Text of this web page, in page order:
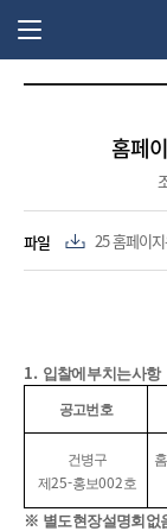
홈페
파일 25 홈페이
1. 입찰에 부치는 사항
공고번호
건병구
제 25-홍보002호
※ 별도 현장설명회 없